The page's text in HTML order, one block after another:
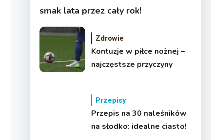
smak lata przez cały rok!
Zdrowie
Kontuzje w piłce nożnej –
najczęstsze przyczyny
Przepisy
Przepis na 30 naleśników
na słodko: idealne ciasto!